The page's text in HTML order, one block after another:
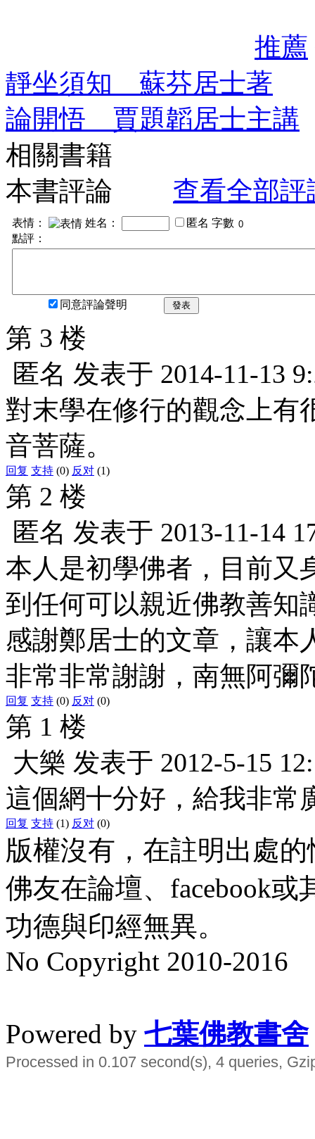
推薦
靜坐須知 蘇芬居士著
論開悟 賈題韜居士主講
相關書籍
本書評論
查看全部評
表情： 姓名： 匿名 字數
點評：
同意評論聲明 發表
第 3 楼
匿名 发表于 2014-11-13
對末學在修行的觀念上有
音菩薩。
回复 支持 (0) 反对 (1)
第 2 楼
匿名 发表于 2013-11-14
本人是初學佛者，目前又
到任何可以親近佛教善知
感謝鄭居士的文章，讓本
非常非常謝謝，南無阿彌
回复 支持 (0) 反对 (0)
第 1 楼
大樂 发表于 2012-5-15
這個網十分好，給我非常
回复 支持 (1) 反对 (0)
版權沒有，在註明出處
佛友在論壇、facebook
功德與印經無異。
No Copyright 2010-2016
Powered by 七葉佛教書舍
Processed in 0.107 second(s), 4 queries,